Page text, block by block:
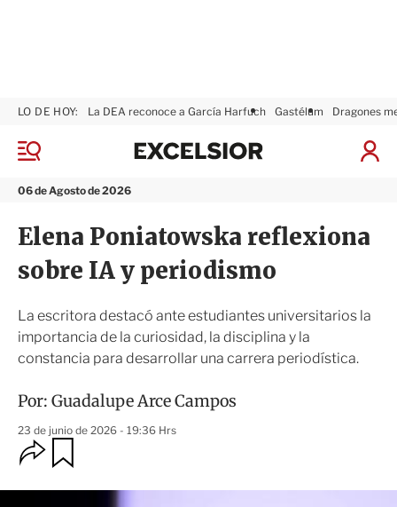
M
n
06 de Agosto de 2026
LO DE HOY: La DEA reconoce a García Harfuch Gastélum Dragones
I
a
s
x
i
r
Elena Poniatowska reflexiona
sobre IA y periodismo
La escritora destacó ante estudiantes universitarios la
importancia de la curiosidad, la disciplina y la
constancia para desarrollar una carrera periodística.
Por: Guadalupe Arce Campos
23 de junio de 2026 - 19:36 Hrs
O
p
i
r